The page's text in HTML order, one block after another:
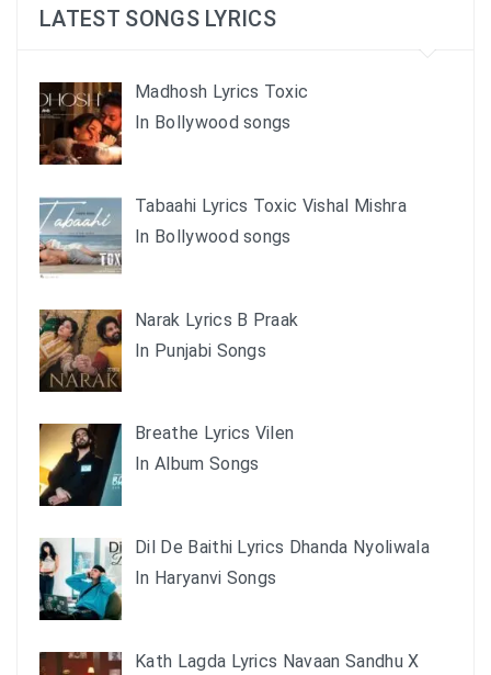
LATEST SONGS LYRICS
Madhosh Lyrics Toxic
In Bollywood songs
Tabaahi Lyrics Toxic Vishal Mishra
In Bollywood songs
Narak Lyrics B Praak
In Punjabi Songs
Breathe Lyrics Vilen
In Album Songs
Dil De Baithi Lyrics Dhanda Nyoliwala
In Haryanvi Songs
Kath Lagda Lyrics Navaan Sandhu X